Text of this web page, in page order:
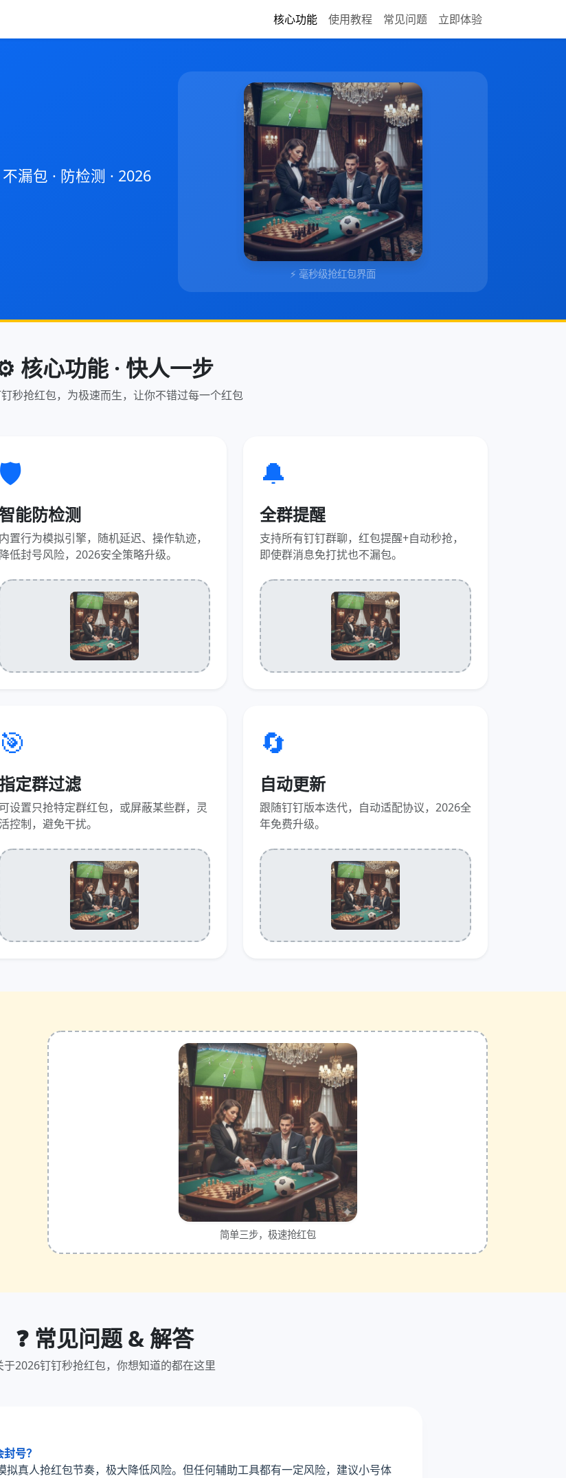
核心功能 使用教程 常见问题 立即体验
漏包 · 防检测 · 2026
⚡ 毫秒级抢红包界面
核心功能 · 快人一步
秒抢红包，为极速而生，让你不错过每一个红包
🛡️
能防检测
内置行为模拟引擎，随机延迟、操作轨迹，
降低封号风险，2026安全策略升级。
🔔
全群提醒
支持所有钉钉群聊，红包提醒+自动秒抢，
即使群消息免打扰也不漏包。
🎯
定群过滤
可设置只抢特定群红包，或屏蔽某些群，灵
活控制，避免干扰。
🔄
自动更新
跟随钉钉版本迭代，自动适配协议，2026全
年免费升级。
简单三步，极速抢红包
❓ 常见问题 & 解答
于2026钉钉秒抢红包，你想知道的都在这里
号？
拟真人抢红包节奏，极大降低风险。但任何辅助工具都有一定风险，建议小号体